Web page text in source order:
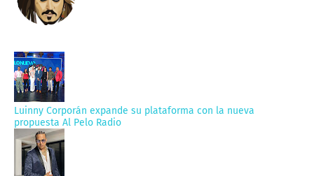
Luinny Corporán expande su plataforma con la nueva
propuesta Al Pelo Radio